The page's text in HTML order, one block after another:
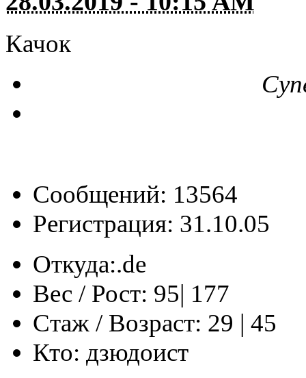
Качок
Сообщений: 13564
Регистрация: 31.10.05
Откуда:‎‏‎‏.de
Вес / Рост: 95| 177
Стаж / Возраст: 29 | 45
Кто: дзюдоист